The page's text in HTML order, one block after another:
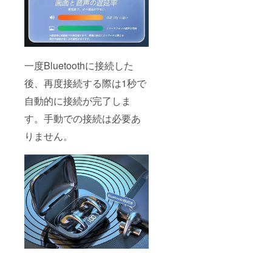
一度Bluetoothに接続した
後、再度接続する際は1秒で
自動的に接続が完了しま
す。手動での接続は必要あ
りません。